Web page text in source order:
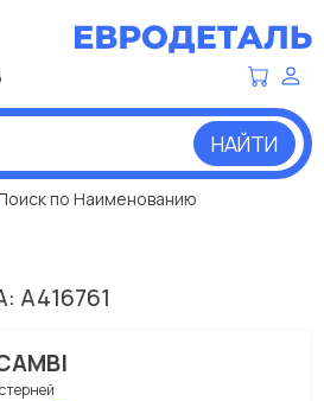
НАЙТИ
по Наименованию
A416761